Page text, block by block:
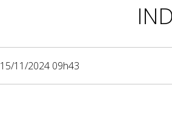
15/11/2024 09h43